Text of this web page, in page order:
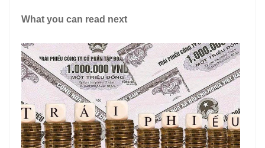
What you can read next